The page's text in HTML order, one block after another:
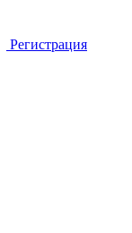
Регистрация